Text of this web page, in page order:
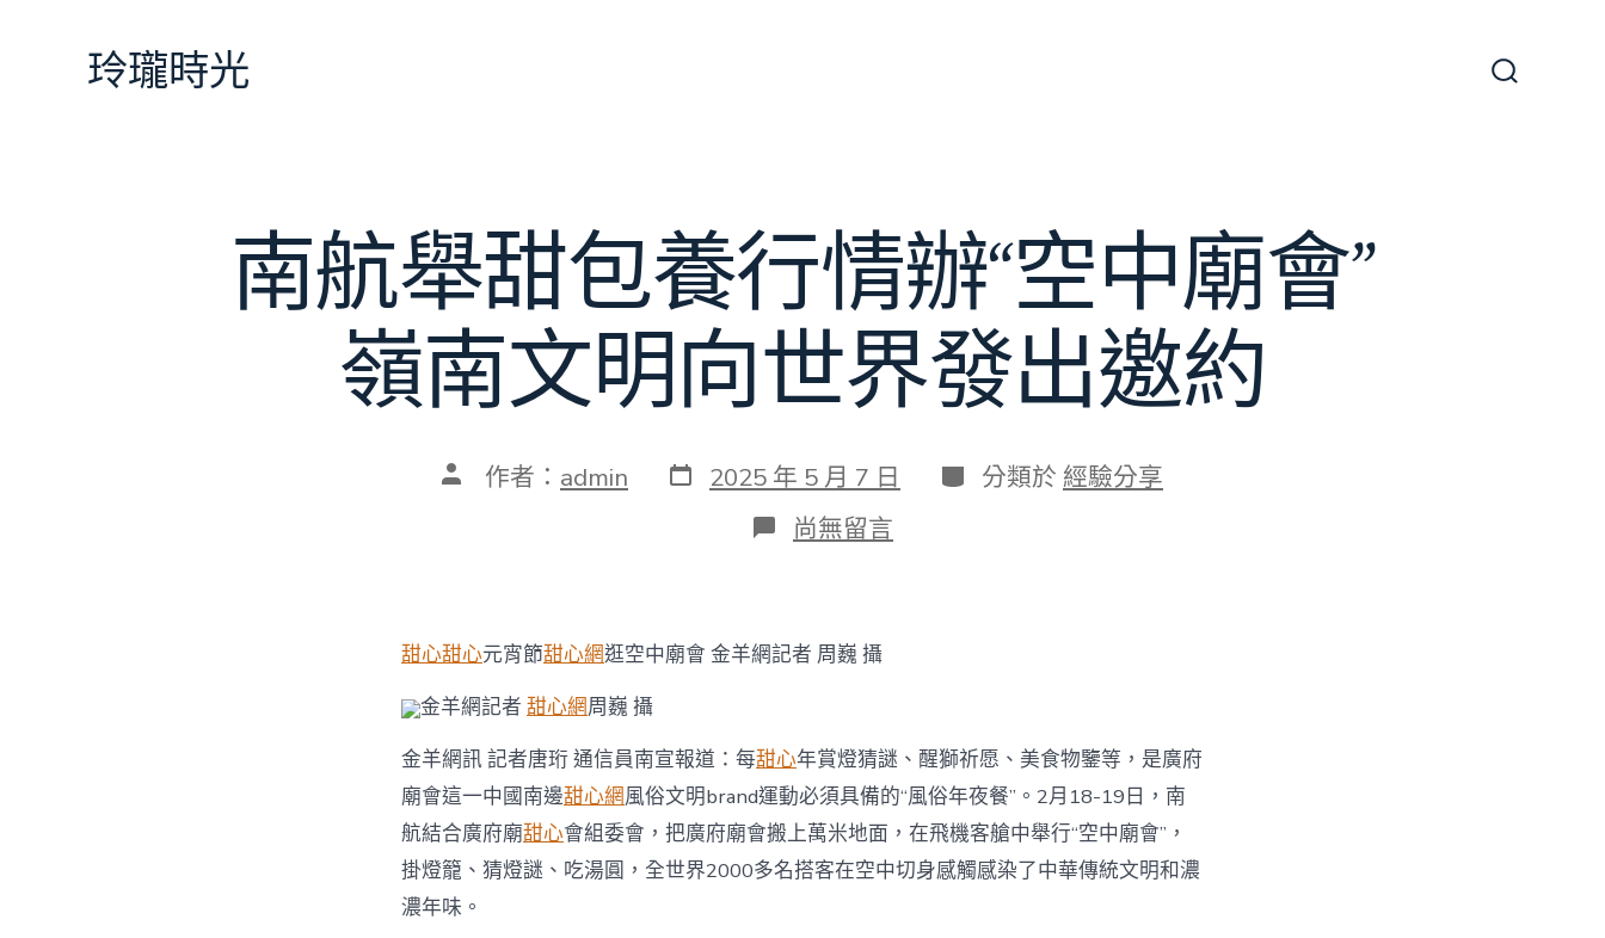
玲瓏時光
南航舉甜包養行情辦“空中廟會”
嶺南文明向世界發出邀約
文 作者： admin 發
表
2025 年 5 月 7 日 分
類
分類於 經驗分享
在
〈南
包
養
辦
“空
中
廟
會”
嶺
南
尚無留言
甜心甜心元宵節甜心網逛空中廟會 金羊網記者 周巍 攝
金羊網記者 甜心網周巍 攝
金羊網訊 記者唐珩 通信員南宣報道：每甜心年賞燈猜謎、醒獅祈愿、美食物鑒等，是廣府
廟會這一中國南邊甜心網風俗文明brand運動必須具備的“風俗年夜餐”。2月18-19日，南
航結合廣府廟甜心會組委會，把廣府廟會搬上萬米地面，在飛機客艙中舉行“空中廟會”，
掛燈籠、猜燈謎、吃湯圓，全世界2000多名搭客在空中切身感觸感染了中華傳統文明和濃
濃年味。